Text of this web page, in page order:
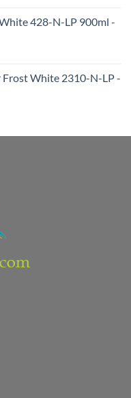
là:
428-N-LP 900ml -
₫.
White 2310-N-LP -